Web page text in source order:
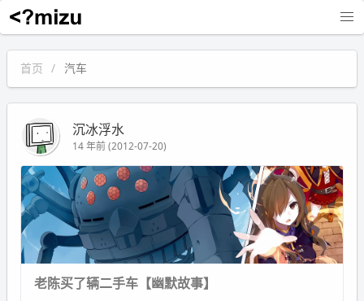
沉冰浮水
首页 汽车
沉冰浮水
14 年前 (2012-07-20)
老陈买了辆二手车【幽默故事】